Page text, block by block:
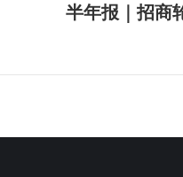
Next
半年报｜招商